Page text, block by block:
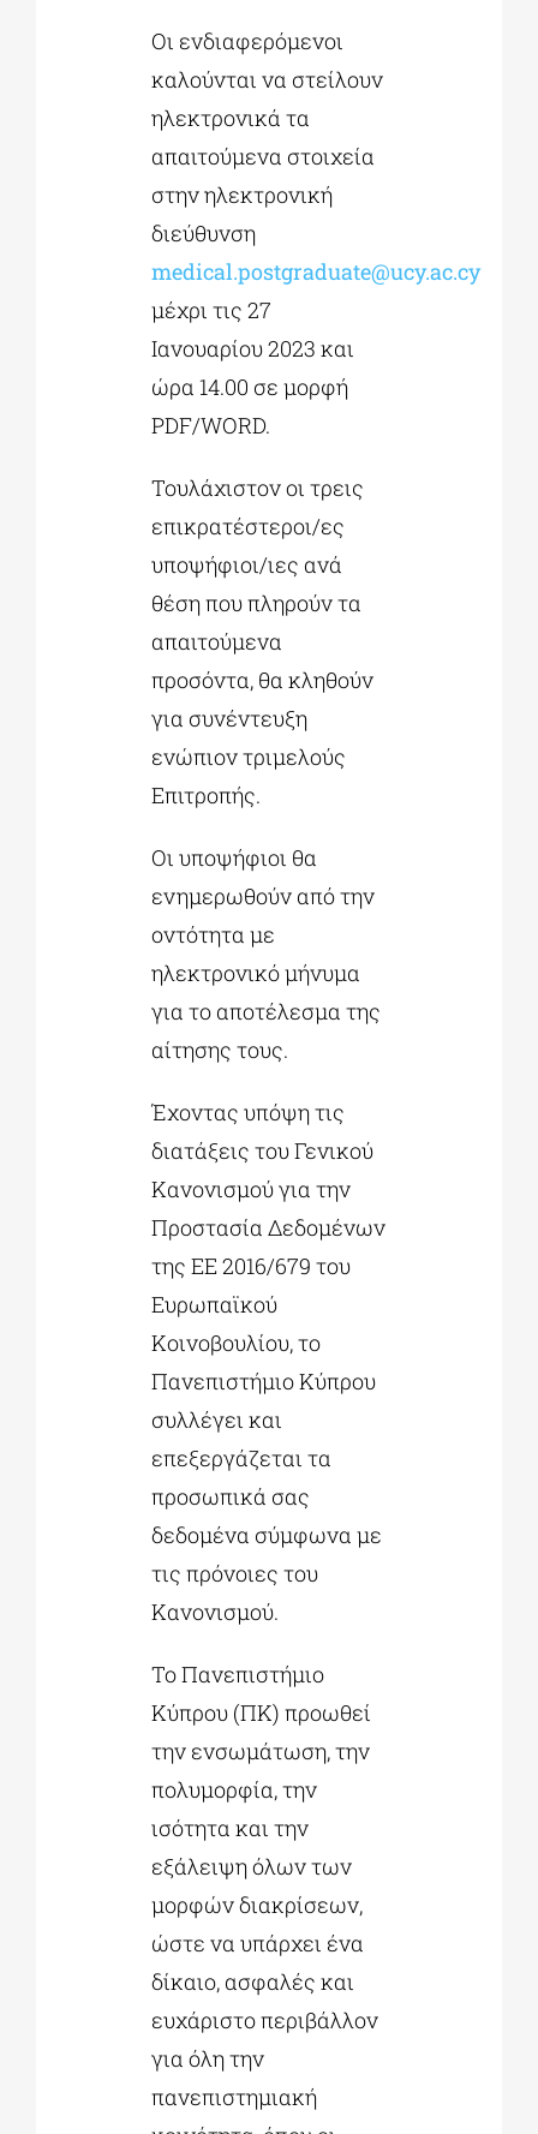
Οι ενδιαφερόμενοι
καλούνται να στείλουν
ηλεκτρονικά τα
απαιτούμενα στοιχεία
στην ηλεκτρονική
διεύθυνση
medical.postgraduate@ucy.ac.cy
μέχρι τις 27
Ιανουαρίου 2023 και
ώρα 14.00 σε μορφή
PDF/WORD.
Τουλάχιστον οι τρεις
επικρατέστεροι/ες
υποψήφιοι/ιες ανά
θέση που πληρούν τα
απαιτούμενα
προσόντα, θα κληθούν
για συνέντευξη
ενώπιον τριμελούς
Επιτροπής.
Οι υποψήφιοι θα
ενημερωθούν από την
οντότητα με
ηλεκτρονικό μήνυμα
για το αποτέλεσμα της
αίτησης τους.
Έχοντας υπόψη τις
διατάξεις του Γενικού
Κανονισμού για την
Προστασία Δεδομένων
της ΕΕ 2016/679 του
Ευρωπαϊκού
Κοινοβουλίου, το
Πανεπιστήμιο Κύπρου
συλλέγει και
επεξεργάζεται τα
προσωπικά σας
δεδομένα σύμφωνα με
τις πρόνοιες του
Κανονισμού.
Το Πανεπιστήμιο
Κύπρου (ΠΚ) προωθεί
την ενσωμάτωση, την
πολυμορφία, την
ισότητα και την
εξάλειψη όλων των
μορφών διακρίσεων,
ώστε να υπάρχει ένα
δίκαιο, ασφαλές και
ευχάριστο περιβάλλον
για όλη την
πανεπιστημιακή